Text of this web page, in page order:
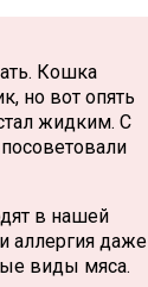
Кошка
но вот опять
жидким. С
в нашей
аллергия даже
виды мяса.